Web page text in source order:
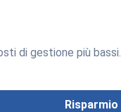
di gestione più bassi.
Risparmio